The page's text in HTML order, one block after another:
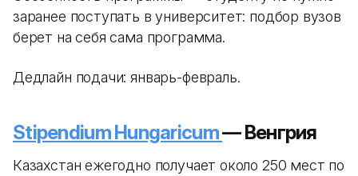
заранее поступать в университет: подбор вузов
берет на себя сама программа.
Дедлайн подачи: январь-февраль.
Stipendium Hungaricum— Венгрия
Казахстан ежегодно получает около 250 мест по